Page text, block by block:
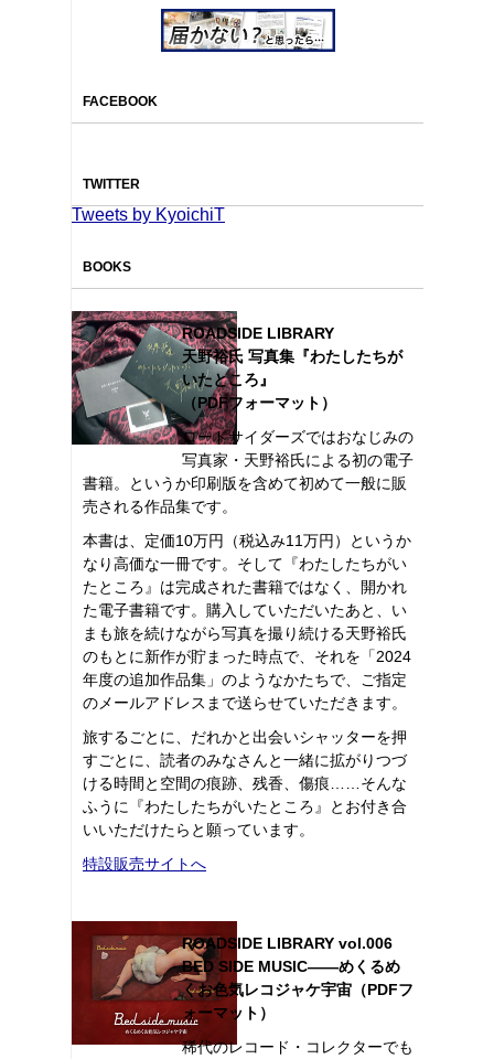
FACEBOOK
TWITTER
Tweets by KyoichiT
BOOKS
ROADSIDE LIBRARY
天野裕氏 写真集『わたしたちが
いたところ』
（PDFフォーマット）
ロードサイダーズではおなじみの
写真家・天野裕氏による初の電子
書籍。というか印刷版を含めて初めて一般に販
売される作品集です。
本書は、定価10万円（税込み11万円）というか
なり高価な一冊です。そして『わたしたちがい
たところ』は完成された書籍ではなく、開かれ
た電子書籍です。購入していただいたあと、い
まも旅を続けながら写真を撮り続ける天野裕氏
のもとに新作が貯まった時点で、それを「2024
年度の追加作品集」のようなかたちで、ご指定
のメールアドレスまで送らせていただきます。
旅するごとに、だれかと出会いシャッターを押
すごとに、読者のみなさんと一緒に拡がりつづ
ける時間と空間の痕跡、残香、傷痕……そんな
ふうに『わたしたちがいたところ』とお付き合
いいただけたらと願っています。
特設販売サイトへ
ROADSIDE LIBRARY vol.006
BED SIDE MUSIC――めくるめ
くお色気レコジャケ宇宙（PDFフ
ォーマット）
稀代のレコード・コレクターでも